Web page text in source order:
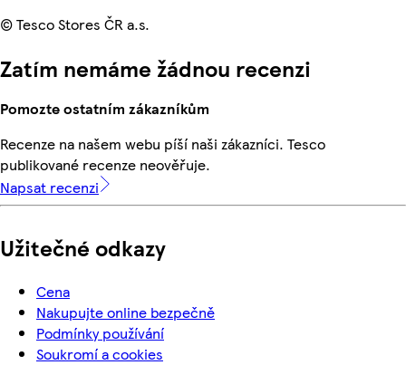
© Tesco Stores ČR a.s.
Zatím nemáme žádnou recenzi
Pomozte ostatním zákazníkům
Recenze na našem webu píší naši zákazníci. Tesco
publikované recenze neověřuje.
Napsat recenzi
Užitečné odkazy
Cena
Nakupujte online bezpečně
Podmínky používání
Soukromí a cookies